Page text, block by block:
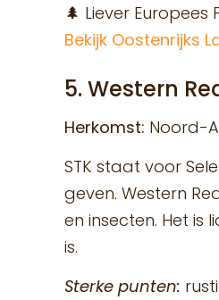
🌲 Liever
Bekijk Oostenrijks
5. Western
Herkomst: Noord-
STK staat voor
geven. Western
en insecten. Het
is.
Sterke punten: